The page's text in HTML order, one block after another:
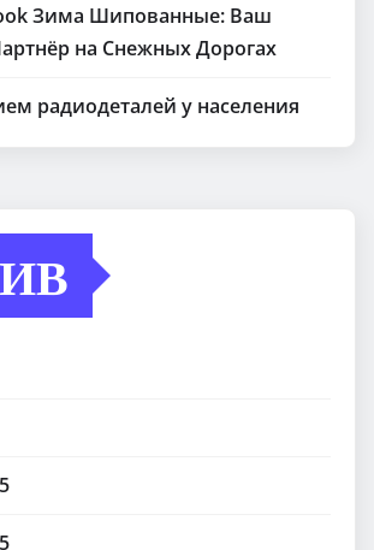
Зима Шипованные: Ваш
на Снежных Дорогах
радиодеталей у населения